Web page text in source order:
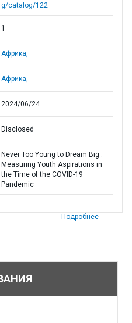
g/catalog/122
1
Африка,
Африка,
2024/06/24
Disclosed
Never Too Young to Dream Big :
Measuring Youth Aspirations in
the Time of the COVID-19
Pandemic
Подробнее